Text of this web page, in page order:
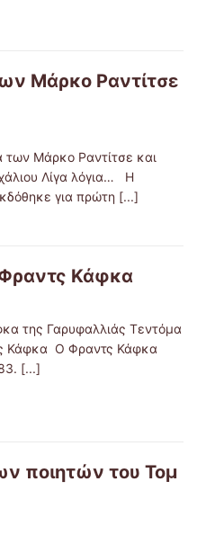
Μάρκο Ραντίτσε
των Μάρκο Ραντίτσε και
Λίγα λόγια… Η
για πρώτη [...]
Κάφκα
της Γαρυφαλλιάς Τεντόμα
Κάφκα O Φραντς Κάφκα
[...]
ποιητών του Τομ